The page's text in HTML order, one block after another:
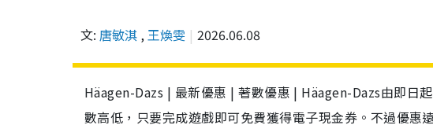
文: 唐敏淇 ,王煥雯 2026.06.08
Häagen-Dazs | 最新優惠 | 著數優惠 | Häagen-Dazs由即日
數高低，只要完成遊戲即可免費獲得電子現金券。不過優惠